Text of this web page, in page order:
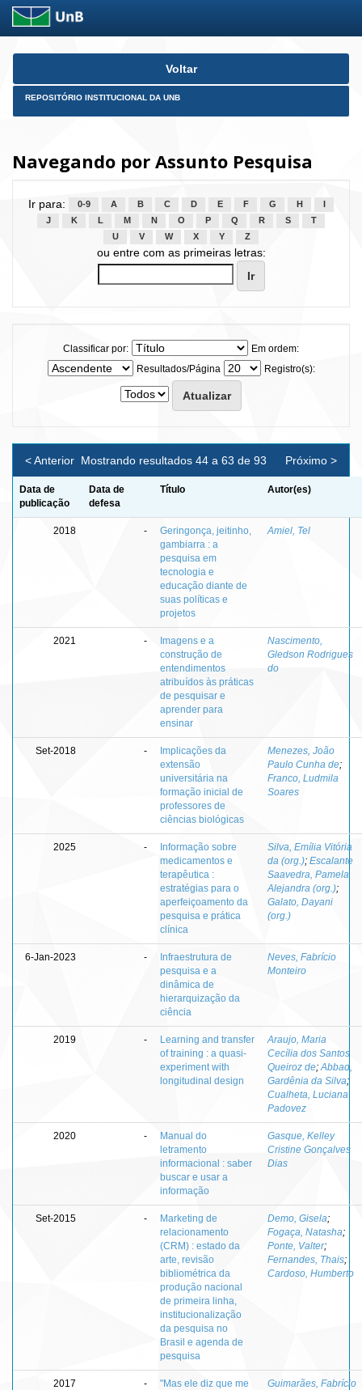
Skip
Voltar
REPOSITÓRIO INSTITUCIONAL DA UNB
Navegando por Assunto Pesquisa
Ir para: 0-9 A B C D E F G H
J
K L M N O P Q R S
T
U
V W X Y Z
ou entre com as primeiras letras:
Classificar por:
Em ordem:
Resultados/Página
Registro(s):
Mostrando resultados 44 a 63 de 93
< Anterior Próximo >
Data de
publicação
Data de
defesa
Título Autor(es)
2018 -
Geringonça, jeitinho,
gambiarra : a
pesquisa em
tecnologia e
educação diante de
suas políticas e
projetos
Amiel, Tel
2021 -
Imagens e a
construção de
entendimentos
atribuídos às práticas
de pesquisar e
aprender para
ensinar
Nascimento,
Gledson Rodrigues
do
Set-2018 -
Implicações da
extensão
universitária na
formação inicial de
professores de
ciências biológicas
Menezes, João
Paulo Cunha de;
Franco, Ludmila
Soares
2025 -
Informação sobre
medicamentos e
terapêutica :
estratégias para o
aperfeiçoamento da
pesquisa e prática
clínica
Silva, Emília Vitória
da (org.); Escalante
Saavedra, Pamela
Alejandra (org.);
Galato, Dayani
(org.)
6-Jan-2023 -
Infraestrutura de
pesquisa e a
dinâmica de
hierarquização da
ciência
Neves, Fabrício
Monteiro
2019 -
Learning and transfer
of training : a quasi-
experiment with
longitudinal design
Araujo, Maria
Cecília dos Santos
Queiroz de; Abbad,
Gardênia da Silva;
Cualheta, Luciana
Padovez
2020 -
Manual do
letramento
informacional : saber
buscar e usar a
informação
Gasque, Kelley
Cristine Gonçalves
Dias
Set-2015 -
Marketing de
relacionamento
(CRM) : estado da
arte, revisão
bibliométrica da
produção nacional
de primeira linha,
institucionalização
da pesquisa no
Brasil e agenda de
pesquisa
Demo, Gisela;
Fogaça, Natasha;
Ponte, Valter;
Fernandes, Thais;
Cardoso, Humberto
2017 -
"Mas ele diz que me
Guimarães, Fabrício